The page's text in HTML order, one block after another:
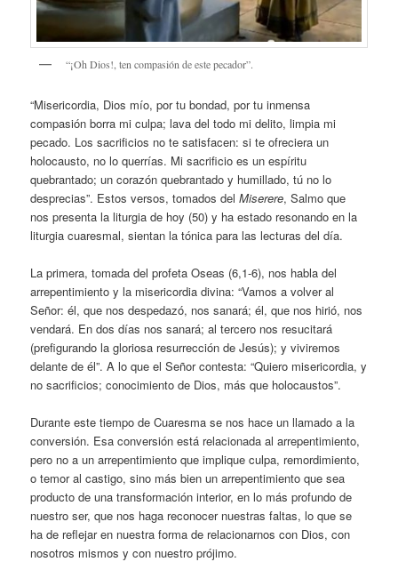
“¡Oh Dios!, ten compasión de este pecador”.
“Misericordia, Dios mío, por tu bondad, por tu inmensa
compasión borra mi culpa; lava del todo mi delito, limpia mi
pecado. Los sacrificios no te satisfacen: si te ofreciera un
holocausto, no lo querrías. Mi sacrificio es un espíritu
quebrantado; un corazón quebrantado y humillado, tú no lo
desprecias”. Estos versos, tomados delMiserere, Salmo que
nos presenta la liturgia de hoy (50) y ha estado resonando en la
liturgia cuaresmal, sientan la tónica para las lecturas del día.
La primera, tomada del profeta Oseas (6,1-6), nos habla del
arrepentimiento y la misericordia divina: “Vamos a volver al
Señor: él, que nos despedazó, nos sanará; él, que nos hirió, nos
vendará. En dos días nos sanará; al tercero nos resucitará
(prefigurando la gloriosa resurrección de Jesús); y viviremos
delante de él”. A lo que el Señor contesta: “Quiero misericordia, y
no sacrificios; conocimiento de Dios, más que holocaustos”.
Durante este tiempo de Cuaresma se nos hace un llamado a la
conversión. Esa conversión está relacionada al arrepentimiento,
pero no a un arrepentimiento que implique culpa, remordimiento,
o temor al castigo, sino más bien un arrepentimiento que sea
producto de una transformación interior, en lo más profundo de
nuestro ser, que nos haga reconocer nuestras faltas, lo que se
ha de reflejar en nuestra forma de relacionarnos con Dios, con
nosotros mismos y con nuestro prójimo.